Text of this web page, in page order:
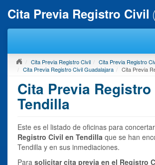
Cita Previa Registro Civil
Cita Previa Registro Civil
Cita Previa Registro
Cita Previa Registro Civil Guadalajara
Cita Previa
Cita Previa
Tendilla
Este es el listado de oficinas para
Registro Civil en Tendilla que se han
Tendilla y en sus inmediaciones.
Para solicitar cita previa en el Registro